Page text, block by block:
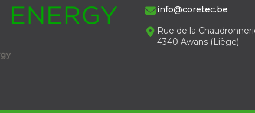
info@coretec.be
Rue de la
4340 Awans (Liège)